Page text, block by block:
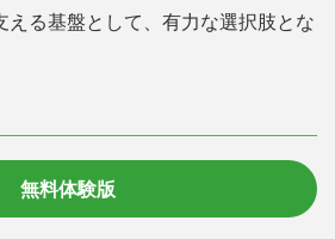
える基盤として、有力な選択肢とな
無料体験版